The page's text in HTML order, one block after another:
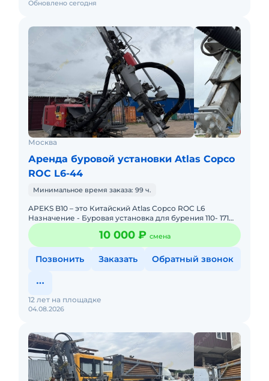
Обновлено сегодня
Москва
Аренда буровой установки Atlas Copco
ROC L6-44
Минимальное время заказа: 99 ч.
APEKS B10 – это Китайский Atlas Copco ROC L6
Назначение - Буровая установка для бурения 110- 171
мм скважин на взрыв с двигaтeлем Сummins, 5-
метровoй штa
10 000 ₽ смена
Позвонить Заказать Обратный звонок
04.08.2026
12 лет на площадке